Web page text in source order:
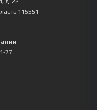
д. 22
115551
77